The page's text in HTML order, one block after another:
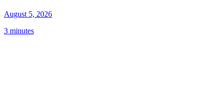
August 5, 2026
3 minutes